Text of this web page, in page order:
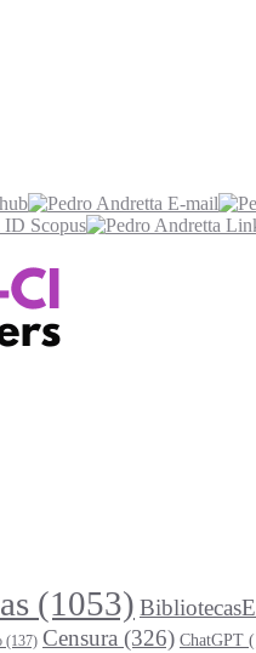
(1053)
(137) Censura (326) ChatGPT